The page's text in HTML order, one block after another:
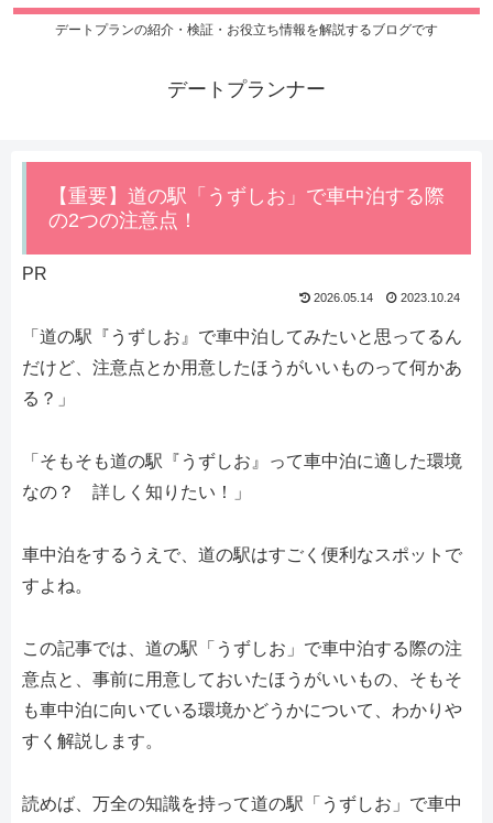
デートプランの紹介・検証・お役立ち情報を解説するブログです
デートプランナー
【重要】道の駅「うずしお」で車中泊する際
の2つの注意点！
PR
2026.05.14 2023.10.24
「道の駅『うずしお』で車中泊してみたいと思ってるん
だけど、注意点とか用意したほうがいいものって何かあ
る？」
「そもそも道の駅『うずしお』って車中泊に適した環境
なの？ 詳しく知りたい！」
車中泊をするうえで、道の駅はすごく便利なスポットで
すよね。
この記事では、道の駅「うずしお」で車中泊する際の注
意点と、事前に用意しておいたほうがいいもの、そもそ
も車中泊に向いている環境かどうかについて、わかりや
すく解説します。
読めば、万全の知識を持って道の駅「うずしお」で車中